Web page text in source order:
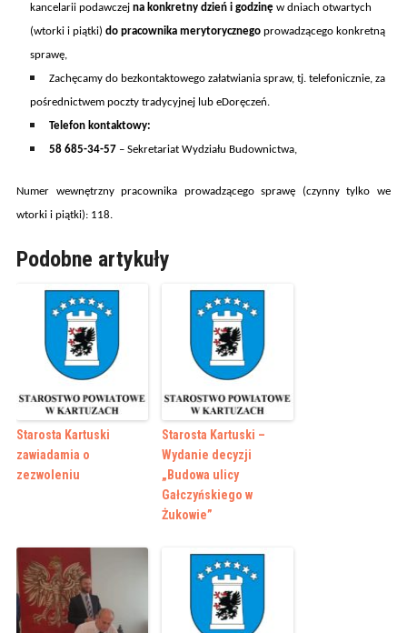
kancelarii podawczej na konkretny dzień i godzinęw dniach otwartych
(wtorki i piątki) do pracownikamerytorycznegoprowadzącegokonkretną
sprawę,
Zachęcamy do bezkontaktowego załatwiania spraw, tj. telefonicznie, za
pośrednictwem poczty tradycyjnejlub eDoręczeń.
Telefon kontaktowy:
58 685-34-57 – Sekretariat Wydziału Budownictwa,
Numer wewnętrzny pracownika prowadzącego sprawę (czynny tylko we
wtorki i piątki): 118.
Podobne artykuły
Starosta Kartuski
zawiadamia o
zezwoleniu
Starosta Kartuski –
Wydanie decyzji
„Budowa ulicy
Gałczyńskiego w
Żukowie”